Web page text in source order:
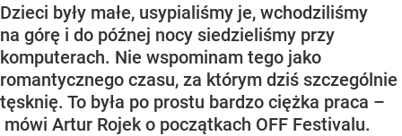
Dzieci były małe, usypialiśmy je, wchodziliśmy
na górę i do późnej nocy siedzieliśmy przy
komputerach. Nie wspominam tego jako
romantycznego czasu, za którym dziś szczególnie
tęsknię. To była po prostu bardzo ciężka praca –
mówi Artur Rojek o początkach OFF Festivalu.